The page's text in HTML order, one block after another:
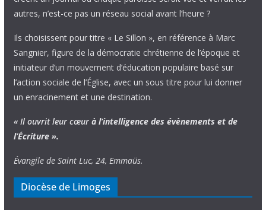
autres, n’est-ce pas un réseau social avant l’heure ?
Ils choisissent pour titre « Le Sillon », en référence à Marc
Sangnier, figure de la démocratie chrétienne de l’époque et
initiateur d’un mouvement d’éducation populaire basé sur
l’action sociale de l’Église, avec un sous titre pour lui donner
un enracinement et une destination.
« Il ouvrit leur cœur à l’intelligence des évènements et de
l’Écriture ».
Évangile de Saint Luc, 24, Emmaüs.
Diocèse de Limoges